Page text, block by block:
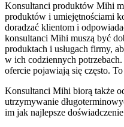
Konsultanci produktów Mihi
produktów i umiejętnościami
doradzać klientom i
konsultanci Mihi muszą być
produktach i usługach firmy,
w ich codziennych
ofercie pojawiają się często.
Konsultanci Mihi biorą także
utrzymywanie
im jak najlepsze